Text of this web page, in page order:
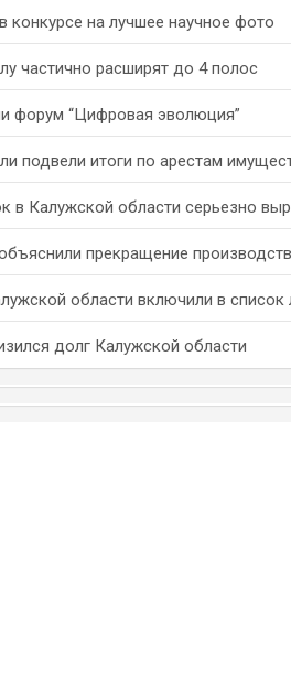
конкурсе на лучшее научное фото
частично расширят до 4 полос
форум “Цифровая эволюция”
подвели итоги по арестам
в Калужской области серьезно
прекращение
области включили в список
долг Калужской области